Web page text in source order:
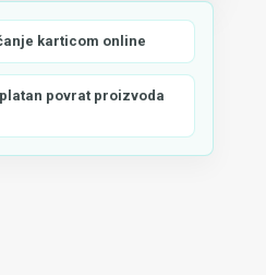
karticom online
povrat proizvoda